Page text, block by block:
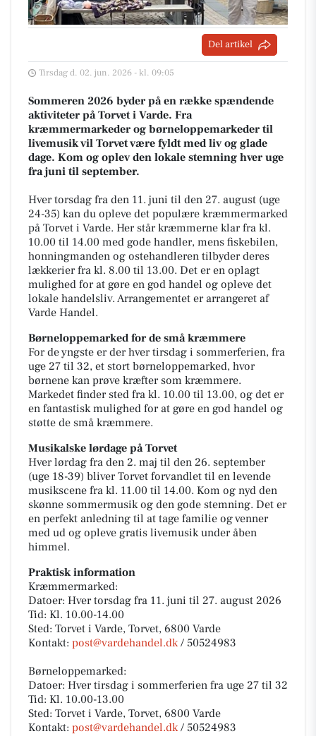
Del artikel
Tirsdag d. 02. jun. 2026 - kl. 09:05
Sommeren 2026 byder på en række spændende
aktiviteter på Torvet i Varde. Fra
kræmmermarkeder og børneloppemarkeder til
livemusik vil Torvet være fyldt med liv og glade
dage. Kom og oplev den lokale stemning hver uge
fra juni til september.
Hver torsdag fra den 11. juni til den 27. august (uge
24-35) kan du opleve det populære kræmmermarked
på Torvet i Varde. Her står kræmmerne klar fra kl.
10.00 til 14.00 med gode handler, mens fiskebilen,
honningmanden og ostehandleren tilbyder deres
lækkerier fra kl. 8.00 til 13.00. Det er en oplagt
mulighed for at gøre en god handel og opleve det
lokale handelsliv. Arrangementet er arrangeret af
Varde Handel.
Børneloppemarked for de små kræmmere
For de yngste er der hver tirsdag i sommerferien, fra
uge 27 til 32, et stort børneloppemarked, hvor
børnene kan prøve kræfter som kræmmere.
Markedet finder sted fra kl. 10.00 til 13.00, og det er
en fantastisk mulighed for at gøre en god handel og
støtte de små kræmmere.
Musikalske lørdage på Torvet
Hver lørdag fra den 2. maj til den 26. september
(uge 18-39) bliver Torvet forvandlet til en levende
musikscene fra kl. 11.00 til 14.00. Kom og nyd den
skønne sommermusik og den gode stemning. Det er
en perfekt anledning til at tage familie og venner
med ud og opleve gratis livemusik under åben
himmel.
Praktisk information
Kræmmermarked:
Datoer: Hver torsdag fra 11. juni til 27. august 2026
Tid: Kl. 10.00-14.00
Sted: Torvet i Varde, Torvet, 6800 Varde
Kontakt: post@vardehandel.dk/ 50524983
Børneloppemarked:
Datoer: Hver tirsdag i sommerferien fra uge 27 til 32
Tid: Kl. 10.00-13.00
Sted: Torvet i Varde, Torvet, 6800 Varde
Kontakt: post@vardehandel.dk/ 50524983